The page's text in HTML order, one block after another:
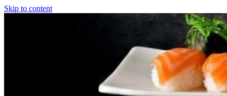
Skip to content